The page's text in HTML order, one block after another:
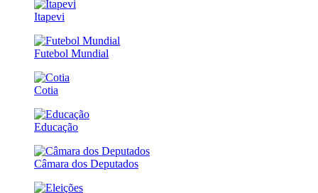
Itapevi
Futebol Mundial
Cotia
Educação
Câmara dos Deputados